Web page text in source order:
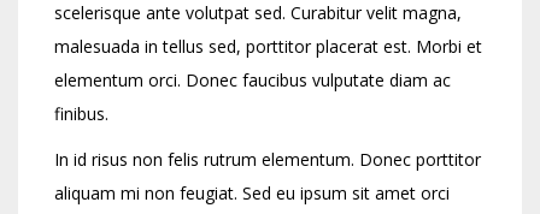
scelerisque ante volutpat sed. Curabitur velit magna,
malesuada in tellus sed, porttitor placerat est. Morbi et
elementum orci. Donec faucibus vulputate diam ac
finibus.
In id risus non felis rutrum elementum. Donec porttitor
aliquam mi non feugiat. Sed eu ipsum sit amet orci